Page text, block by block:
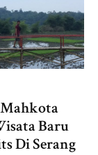
Baru
Di Serang